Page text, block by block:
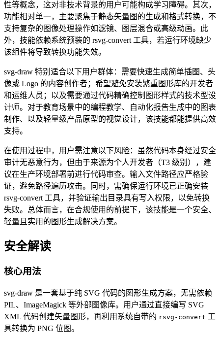
性等概念，这对非技术背景的用户可能构成学习障碍。其次，
功能相对单一，主要聚焦于静态矢量图的生成和格式转换，不
支持复杂的图像处理操作如滤镜、图层混合或高级动画。此
外，技能依赖系统预装的 rsvg-convert 工具，若运行环境缺少
该组件将导致转换功能失效。
svg-draw 特别适合以下用户群体：需要快速生成简单插图、头
像或 Logo 的内容创作者；希望避免安装繁重图形库的开发者
和运维人员；以及需要通过代码精确控制图形样式的技术型设
计师。对于教育场景中的编程教学、自动化报告生成中的图表
制作、以及轻量级产品原型的视觉设计，该技能都能提供高效
支持。
在使用过程中，用户需注意以下风险：虽然代码本身经过安全
审计无恶意行为，但由于来源为个人开发者（T3 级别），建
议在生产环境部署前进行代码审查。输入文件路径应严格验
证，避免路径遍历攻击。同时，需确保运行环境已正确安装
rsvg-convert 工具，并验证输出目录具有写入权限，以免转换
失败。总体而言，在合规使用的前提下，该技能是一个安全、
轻量且实用的图形生成解决方案。
安全解读
核心用法
svg-draw 是一套基于纯 SVG 代码的图形生成方案，无需依赖
PIL、ImageMagick 等外部图像库。用户通过直接编写 SVG
XML 代码创建矢量图形，再利用系统自带的 rsvg-convert 工
具转换为 PNG 位图。